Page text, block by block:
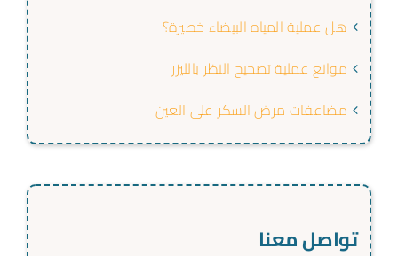
هل عملية المياه البيضاء خطيرة؟
موانع عملية تصحيح النظر بالليزر
مضاعفات مرض السكر على العين
تواصل معنا